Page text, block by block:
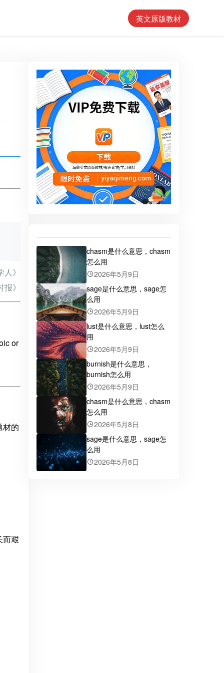
英文原版教材
》
》
or
材的
而艰
chasm是什么意思，chasm
怎么用
2026年5月9日
sage是什么意思，sage怎
么用
2026年5月9日
lust是什么意思，lust怎么
用
2026年5月9日
burnish是什么意思，
burnish怎么用
2026年5月9日
chasm是什么意思，chasm
怎么用
2026年5月8日
sage是什么意思，sage怎
么用
2026年5月8日